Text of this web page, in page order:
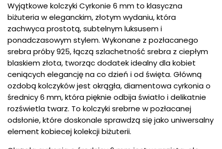
Wyjątkowe kolczyki Cyrkonie 6 mm to klasyczna
biżuteria w eleganckim, złotym wydaniu, która
zachwyca prostotą, subtelnym luksusem i
ponadczasowym stylem. Wykonane z pozłacanego
srebra próby 925, łączą szlachetność srebra z ciepłym
blaskiem złota, tworząc dodatek idealny dla kobiet
ceniących elegancję na co dzień i od święta. Główną
ozdobą kolczyków jest okrągła, diamentowa cyrkonia o
średnicy 6 mm, która pięknie odbija światło i delikatnie
rozświetla twarz. To kolczyki srebrne w pozłacanej
odsłonie, które doskonale sprawdzą się jako uniwersalny
element kobiecej kolekcji biżuterii.